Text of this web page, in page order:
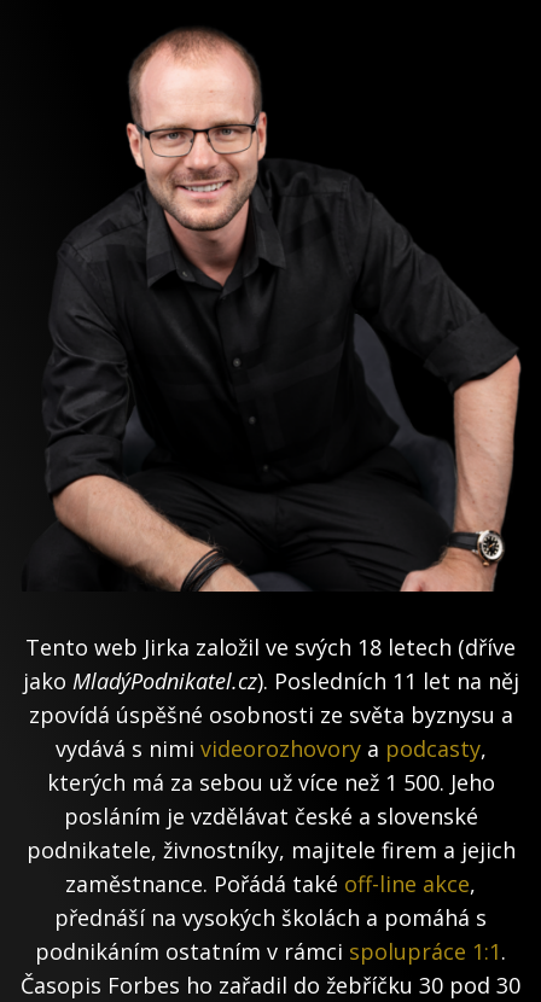
Tento web Jirka založil ve svých 18 letech (dříve
jako MladýPodnikatel.cz). Posledních 11 let na něj
zpovídá úspěšné osobnosti ze světa byznysu a
vydává s nimi videorozhovorya podcasty,
kterých má za sebou už více než 1 500. Jeho
posláním je vzdělávat české a slovenské
podnikatele, živnostníky, majitele firem a jejich
zaměstnance. Pořádá také off-line akce,
přednáší na vysokých školách a pomáhá s
podnikáním ostatním v rámci spolupráce 1:1.
Časopis Forbes ho zařadil do žebříčku 30 pod 30